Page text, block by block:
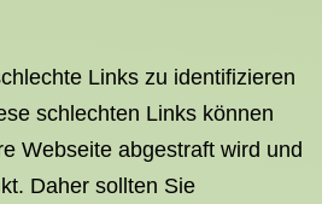
Links zu identifizieren
schlechten Links können
Webseite abgestraft wird und
Daher sollten Sie